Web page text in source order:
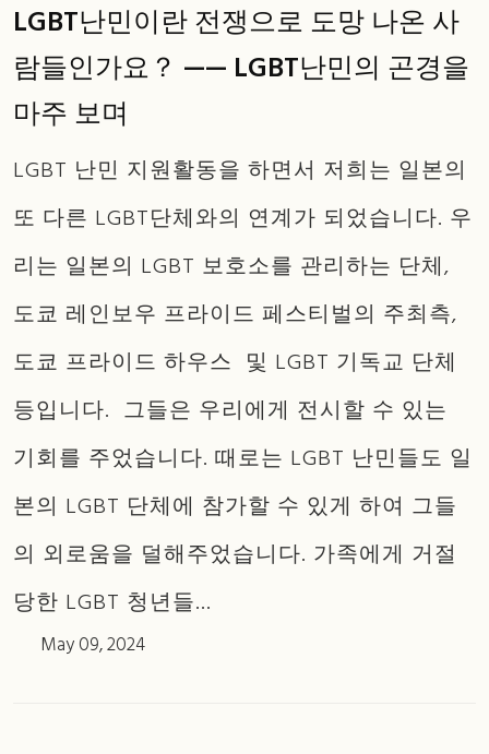
LGBT난민이란 전쟁으로 도망 나온 사
람들인가요？ —— LGBT난민의 곤경을
마주 보며
LGBT 난민 지원활동을 하면서 저희는 일본의
또 다른 LGBT단체와의 연계가 되었습니다. 우
리는 일본의 LGBT 보호소를 관리하는 단체,
도쿄 레인보우 프라이드 페스티벌의 주최측,
도쿄 프라이드 하우스 및 LGBT 기독교 단체
등입니다. 그들은 우리에게 전시할 수 있는
기회를 주었습니다. 때로는 LGBT 난민들도 일
본의 LGBT 단체에 참가할 수 있게 하여 그들
의 외로움을 덜해주었습니다. 가족에게 거절
당한 LGBT 청년들...
May 09, 2024